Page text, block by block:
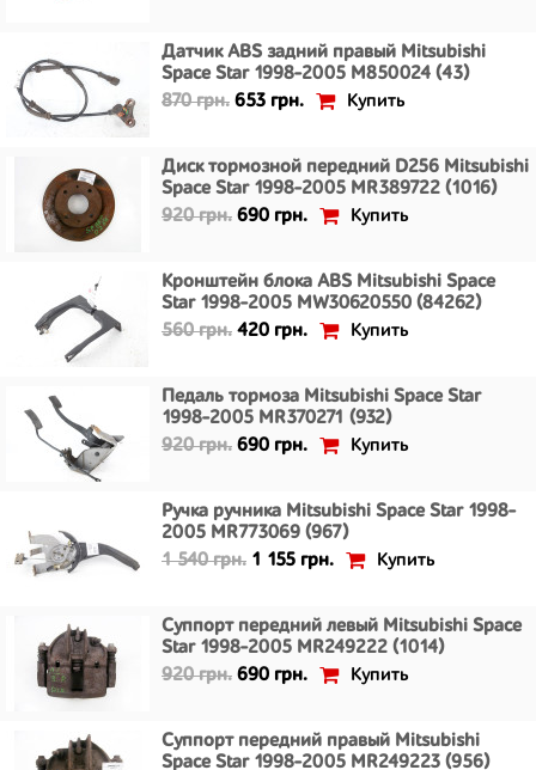
Датчик ABS задний правый Mitsubishi
Space Star 1998-2005 M850024 (43)
870 грн. 653 грн. Купить
Диск тормозной передний D256 Mitsubishi
Space Star 1998-2005 MR389722 (1016)
920 грн. 690 грн. Купить
Кронштейн блока ABS Mitsubishi Space
Star 1998-2005 MW30620550 (84262)
560 грн. 420 грн. Купить
Педаль тормоза Mitsubishi Space Star
1998-2005 MR370271 (932)
920 грн. 690 грн. Купить
Ручка ручника Mitsubishi Space Star 1998-
2005 MR773069 (967)
1 540 грн. 1 155 грн. Купить
Суппорт передний левый Mitsubishi Space
Star 1998-2005 MR249222 (1014)
920 грн. 690 грн. Купить
Суппорт передний правый Mitsubishi
Space Star 1998-2005 MR249223 (956)